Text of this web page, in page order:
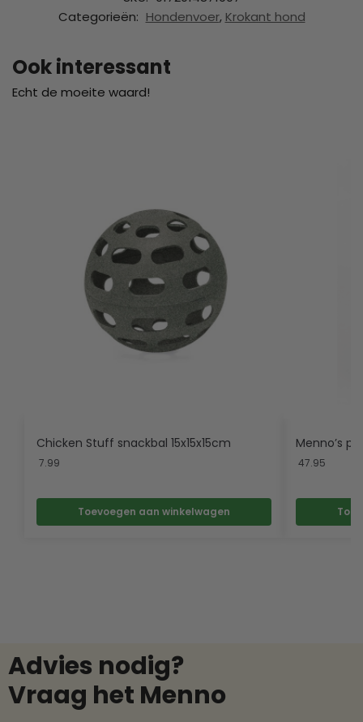
Categorieën: Hondenvoer, Krokant hond
Ook interessant
Echt de moeite waard!
Chicken Stuff snackbal 15x15x15cm
7.99
Toevoegen aan winkelwagen
Menno’s
47.95
Advies nodig?
Vraag het Menno